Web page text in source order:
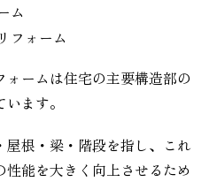
ム
フォーム
ームは住宅の主要構造部の
ます。
根・梁・階段を指し、これ
性能を大きく向上させるため